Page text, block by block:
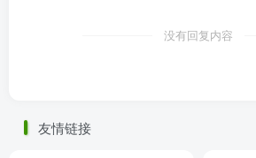
没有回复内容
友情链接